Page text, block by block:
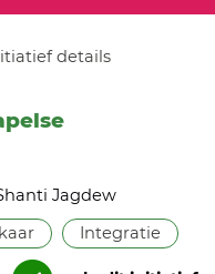
details
Jagdew
Integratie